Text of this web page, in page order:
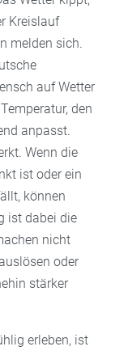
Kreislauf
melden sich.
auf Wetter
den
anpasst.
Wenn die
ist oder ein
können
ist dabei die
nicht
oder
stärker
erleben, ist